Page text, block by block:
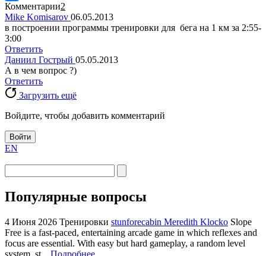
Комментарии2
Mike Komisarov 06.05.2013
в построении программы тренировки для бега на 1 км за 2:55-
3:00
Ответить
Даниил Гострый 05.05.2013
А в чем вопрос ?)
Ответить
Загрузить ещё
Войдите, чтобы добавить комментарий
Войти
EN
Популярные вопросы
4 Июня 2026 Тренировки stunforecabin Meredith Klocko Slope
Free is a fast-paced, entertaining arcade game in which reflexes and
focus are essential. With easy but hard gameplay, a random level
system, st...
Подробнее